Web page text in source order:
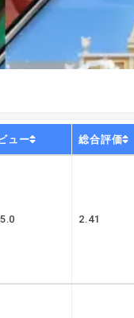
ュー 総合評価
2.41